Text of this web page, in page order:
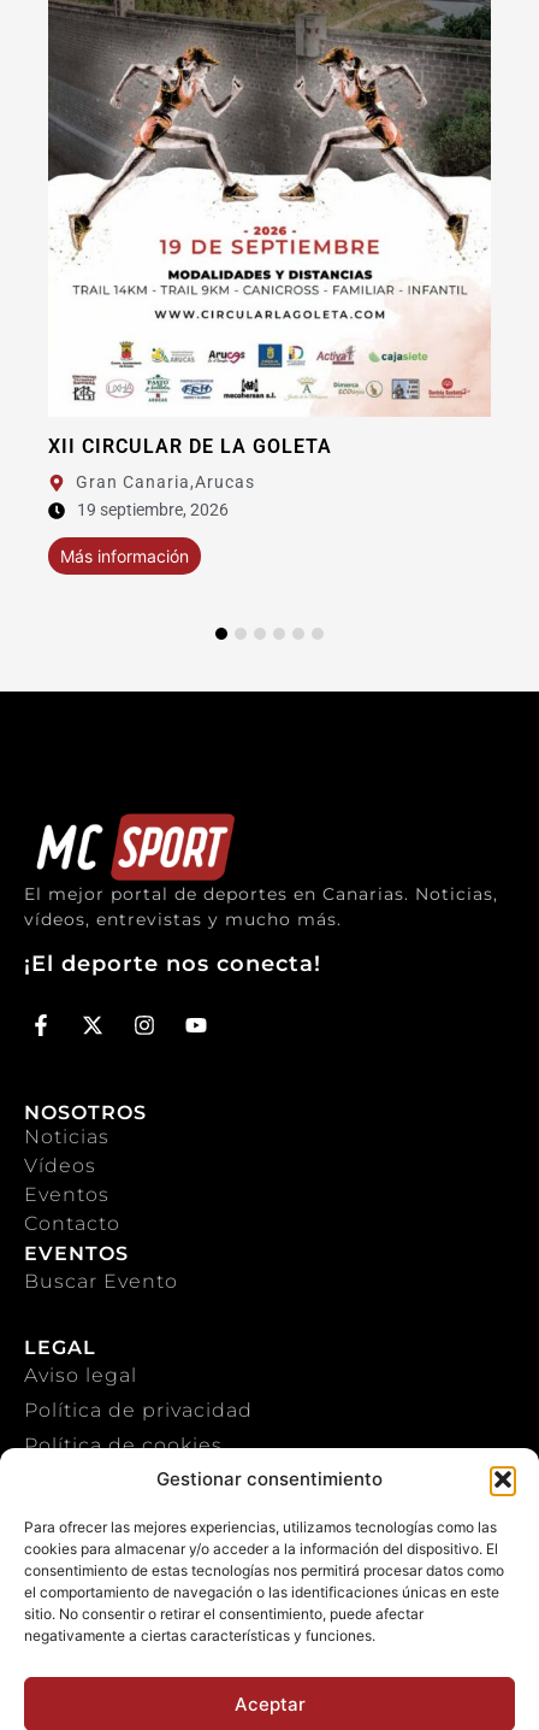
Gestionar consentimiento
Para ofrecer las mejores experiencias, utilizamos tecnologías como las
cookies para almacenar y/o acceder a la información del dispositivo. El
consentimiento de estas tecnologías nos permitirá procesar datos como
el comportamiento de navegación o las identificaciones únicas en este
sitio. No consentir o retirar el consentimiento, puede afectar
negativamente a ciertas características y funciones.
Aceptar
XI BAIFO EXTREME
Fuerteventura,
11 septiembre, 2026
El mejor portal de deportes en Canarias. Noticias,
vídeos, entrevistas y mucho más.
¡El deporte nos conecta!
NOSOTROS
Noticias
Vídeos
Eventos
Contacto
EVENTOS
Buscar Evento
LEGAL
Aviso legal
Política de privacidad
Política de cookies
+34 922 303 191
+34 651 786 532
info@macaronesiasport.com
Trabaja con nosotros